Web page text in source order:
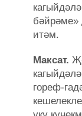
бәйрәме»
итәм.
Максат.
гореф-